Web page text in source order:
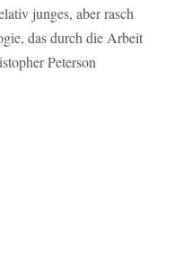
junges, aber rasch
das durch die Arbeit
Peterson